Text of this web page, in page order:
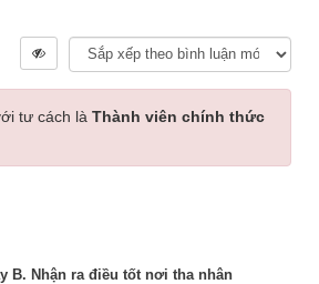
tư cách là Thành viên chính thức
B. Nhận ra điều tốt nơi tha nhân